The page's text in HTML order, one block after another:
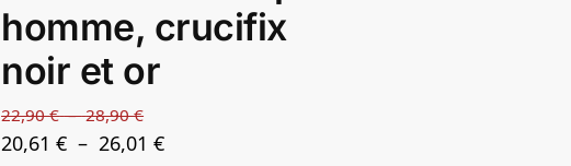
homme, crucifix
noir et or
22,90€ – 28,90€
20,61€ – 26,01€